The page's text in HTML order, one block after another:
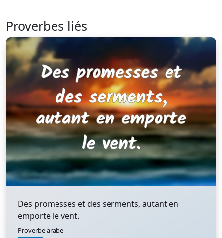
Proverbes liés
Des promesses et des serments, autant en
emporte le vent.
Proverbe arabe